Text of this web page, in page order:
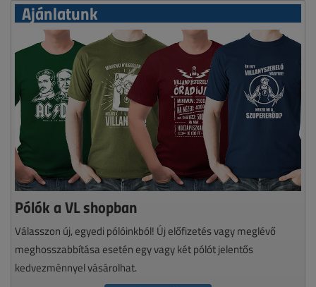
Ajánlatunk
Pólók a VL shopban
Válasszon új, egyedi pólóinkból! Új előfizetés vagy meglévő
meghosszabbítása esetén egy vagy két pólót jelentős
kedvezménnyel vásárolhat.